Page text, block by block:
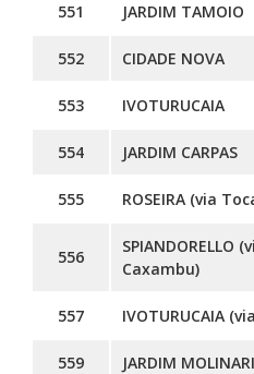
551 JARDIM TAMOIO
552 CIDADE NOVA
553 IVOTURUCAIA
554 JARDIM CARPAS
555 ROSEIRA (via
556
SPIANDORELLO
Caxambu)
557 IVOTURUCAIA
559 JARDIM MOLINARI